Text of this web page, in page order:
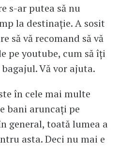
s-ar putea să nu
la destinație. A sosit
să vă recomand să vă
pe youtube, cum să îți
Vă vor ajuta.
în cele mai multe
bani aruncați pe
general, toată lumea a
asta. Deci nu mai e